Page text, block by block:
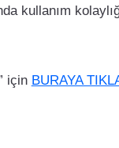
kullanım
için BURAYA